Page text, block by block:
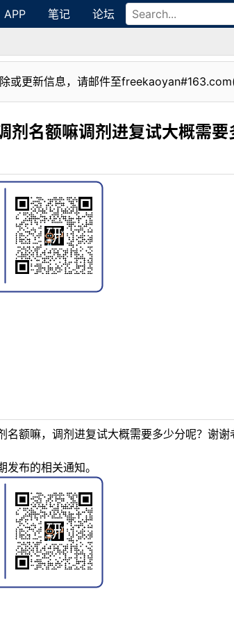
APP 笔记 论坛
或更新信息，请邮件至
剂名额嘛调剂进复试大概需要
额嘛，调剂进复试大概需要多少分呢？谢谢
布的相关通知。